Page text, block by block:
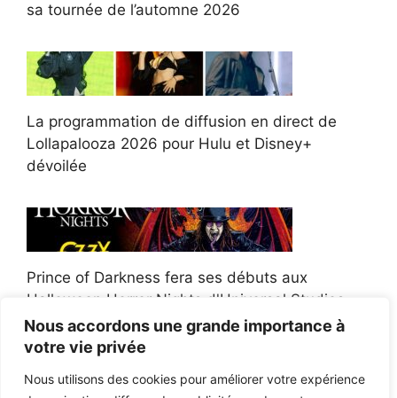
Nous accordons une grande importance à
votre vie privée
Nous utilisons des cookies pour améliorer votre expérience
sa tournée de l’automne 2026
La programmation de diffusion en direct de
Lollapalooza 2026 pour Hulu et Disney+
dévoilée
Prince of Darkness fera ses débuts aux
Halloween Horror Nights d'Universal Studios